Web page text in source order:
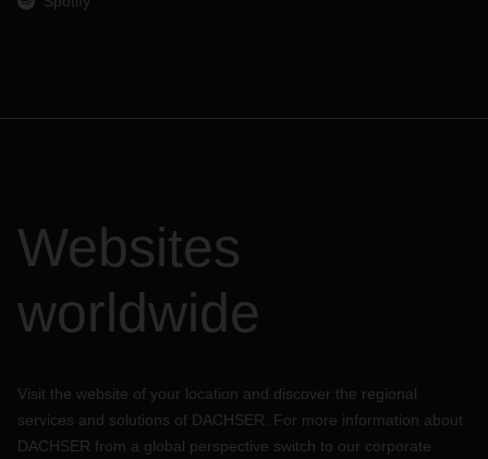
Websites
worldwide
Visit the website of your location and discover the regional
services and solutions of DACHSER. For more information about
DACHSER from a global perspective switch to our corporate